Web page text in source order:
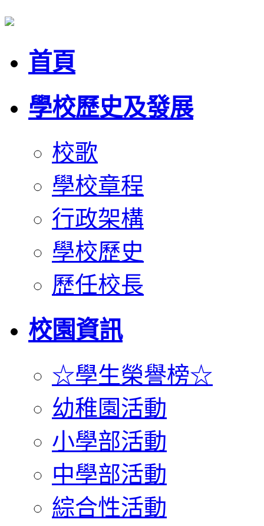
首頁
學校歷史及發展
校歌
學校章程
行政架構
學校歷史
歷任校長
校園資訊
☆學生榮譽榜☆
幼稚園活動
小學部活動
中學部活動
綜合性活動